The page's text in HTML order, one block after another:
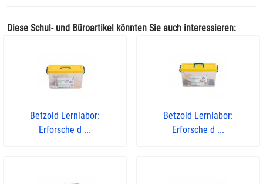
Diese Schul- und Büroartikel könnten Sie auch interessieren:
Betzold Lernlabor:
Erforsche d ...
Betzold Lernlabor:
Erforsche d ...